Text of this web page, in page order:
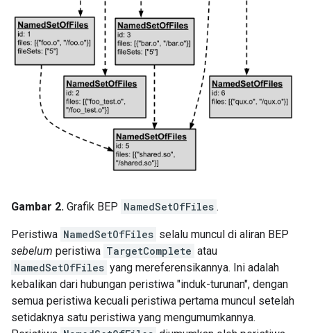
Gambar 2. Grafik BEP NamedSetOfFiles .
Peristiwa NamedSetOfFiles selalu muncul di aliran BEP
sebelum peristiwa TargetComplete atau
NamedSetOfFiles yang mereferensikannya. Ini adalah
kebalikan dari hubungan peristiwa "induk-turunan", dengan
semua peristiwa kecuali peristiwa pertama muncul setelah
setidaknya satu peristiwa yang mengumumkannya.